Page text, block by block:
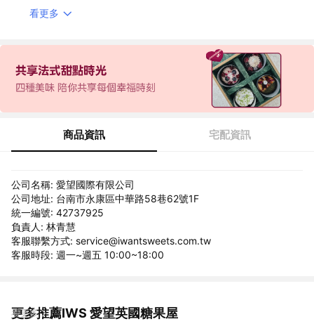
看更多
商品資訊 宅配資訊
公司名稱: 愛望國際有限公司
公司地址: 台南市永康區中華路58巷62號1F
統一編號: 42737925
負責人: 林青慧
客服聯繫方式: service@iwantsweets.com.tw
客服時段: 週一~週五 10:00~18:00
更多推薦IWS 愛望英國糖果屋
看更多